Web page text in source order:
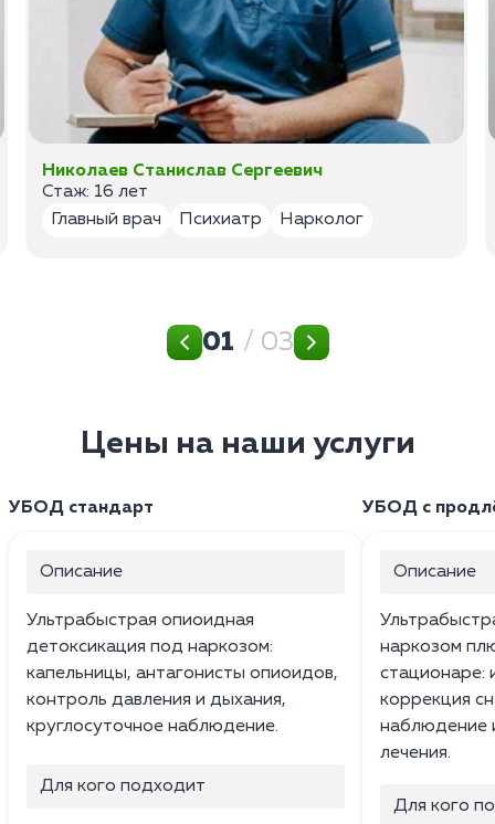
Николаев Станислав Сергеевич
Стаж: 16 лет
Главный врач
Психиатр Нарколог
01 / 03
Цены на наши услуги
УБОД стандарт
Описание
Ультрабыстрая опиоидная
детоксикация под наркозом:
капельницы, антагонисты опиоидов,
контроль давления и дыхания,
круглосуточное наблюдение.
Для кого подходит
УБОД с
Описание
наркозом
стационаре:
коррекция
наблюдение
лечения.
Для кого